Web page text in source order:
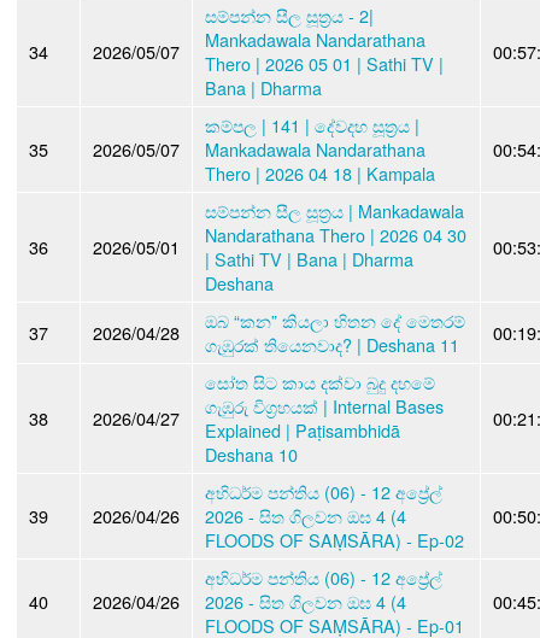
34 2026/05/07
සම්පන්න සීල සූත්‍රය - 2|
Mankadawala Nandarathana
Thero | 2026 05 01 | Sathi TV |
Bana | Dharma
35 2026/05/07
කම්පල | 141 | දේවදහ සූත්‍රය |
Mankadawala Nandarathana
Thero | 2026 04 18 | Kampala
36 2026/05/01
සම්පන්න සීල සූත්‍රය | Mankadawala
Nandarathana Thero | 2026 04 30
| Sathi TV | Bana | Dharma
Deshana
37 2026/04/28
ඔබ “කන” කියලා හිතන දේ මෙතරම්
ගැඹුරක් තියෙනවාද? | Deshana 11
38 2026/04/27
සෝත සිට කාය දක්වා බුදු දහමේ
ගැඹුරු විග්‍රහයක් | Internal Bases
Explained | Paṭisambhidā
Deshana 10
39 2026/04/26
අභිධර්ම පන්තිය (06) - 12 අප්‍රේල්
2026 - සිත ගිලවන ඔඝ 4 (4
FLOODS OF SAṂSĀRA) - Ep-02
40 2026/04/26
අභිධර්ම පන්තිය (06) - 12 අප්‍රේල්
2026 - සිත ගිලවන ඔඝ 4 (4
FLOODS OF SAṂSĀRA) - Ep-01